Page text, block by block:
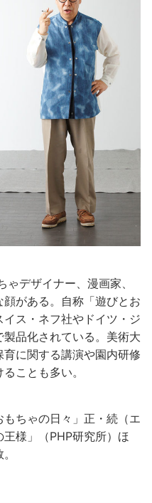
デザイナー、漫画家、
がある。自称「遊びとお
ス・ネフ社やドイツ・ジ
品化されている。美術大
に関する講演や園内研修
ことも多い。
ちゃの日々」正・続（エ
様」（PHP研究所）ほ